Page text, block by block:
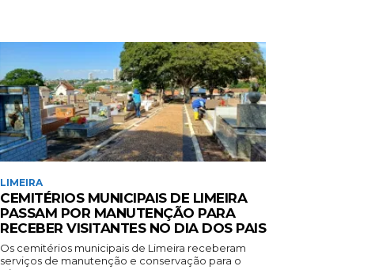
LIMEIRA
CEMITÉRIOS MUNICIPAIS DE LIMEIRA
PASSAM POR MANUTENÇÃO PARA
RECEBER VISITANTES NO DIA DOS PAIS
Os cemitérios municipais de Limeira receberam
serviços de manutenção e conservação para o